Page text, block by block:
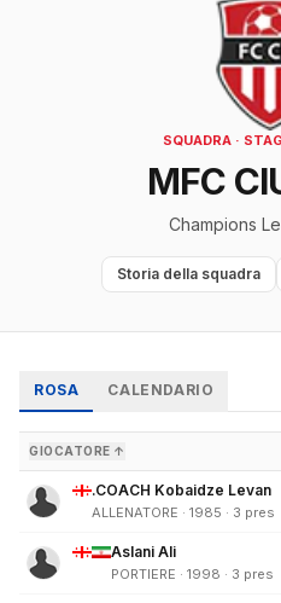
SQUADRA ·
MFC
Champions
Storia della squadra
ROSA CALENDARIO
GIOCATORE ↑
.COACH Kobaidze Levan
ALLENATORE · 1985 · 3 pres
Aslani Ali
PORTIERE · 1998 · 3 pres